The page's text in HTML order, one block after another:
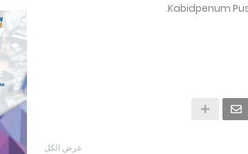
Kabidpenum
عرض الكل